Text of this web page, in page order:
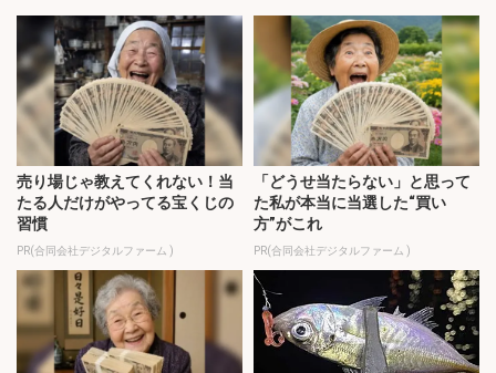
売り場じゃ教えてくれない！当
たる人だけがやってる宝くじの
習慣
PR(合同会社デジタルファーム )
「どうせ当たらない」と思って
た私が本当に当選した“買い
方”がこれ
PR(合同会社デジタルファーム )